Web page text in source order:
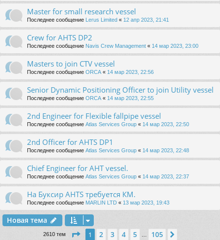
Master for small research vessel
Последнее сообщение Lerus Limited « 12 апр 2023, 21:41
Crew for AHTS DP2
Последнее сообщение Navis Crew Management « 14 мар 2023, 23:00
Masters to join CTV vessel
Последнее сообщение ORCA « 14 мар 2023, 22:56
Senior Dynamic Positioning Officer to join Utility vessel
Последнее сообщение ORCA « 14 мар 2023, 22:55
2nd Engineer for Flexible fallpipe vessel
Последнее сообщение Atlas Services Group « 14 мар 2023, 22:50
2nd Officer for AHTS DP1
Последнее сообщение Atlas Services Group « 14 мар 2023, 22:48
Chief Engineer for AHT vessel.
Последнее сообщение Atlas Services Group « 14 мар 2023, 22:37
На Буксир AHTS требуется КМ.
Последнее сообщение MARLIN LTD « 13 мар 2023, 19:43
Новая тема
2610 тем Страница из 105
1 2 3 4 5 105